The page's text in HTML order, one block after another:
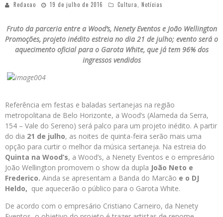
Redacao 19 de julho de 2016 Cultura, Notícias
Fruto da parceria entre a Wood’s, Nenety Eventos e João Wellington
Promoções, projeto inédito estreia no dia 21 de julho; evento será o
aquecimento oficial para o Garota White, que já tem 96% dos
ingressos vendidos
Referência em festas e baladas sertanejas na região
metropolitana de Belo Horizonte, a Wood’s (Alameda da Serra,
154 – Vale do Sereno) será palco para um projeto inédito. A partir
do dia 21 de julho, as noites de quinta-feira serão mais uma
opção para curtir o melhor da música sertaneja. Na estreia do
Quinta na Wood’s, a Wood’s, a Nenety Eventos e o empresário
João Wellington promovem o show da dupla João Neto e
Frederico. Ainda se apresentam a Banda do Marcão e o DJ
Heldo, que aquecerão o público para o Garota White.
De acordo com o empresário Cristiano Carneiro, da Nenety